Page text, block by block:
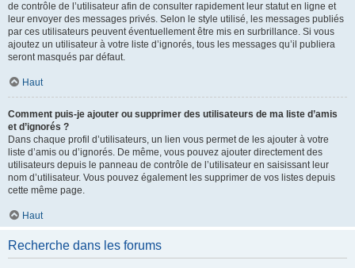
de contrôle de l’utilisateur afin de consulter rapidement leur statut en ligne et
leur envoyer des messages privés. Selon le style utilisé, les messages publiés
par ces utilisateurs peuvent éventuellement être mis en surbrillance. Si vous
ajoutez un utilisateur à votre liste d’ignorés, tous les messages qu’il publiera
seront masqués par défaut.
Haut
Comment puis-je ajouter ou supprimer des utilisateurs de ma liste d’amis
et d’ignorés ?
Dans chaque profil d’utilisateurs, un lien vous permet de les ajouter à votre
liste d’amis ou d’ignorés. De même, vous pouvez ajouter directement des
utilisateurs depuis le panneau de contrôle de l’utilisateur en saisissant leur
nom d’utilisateur. Vous pouvez également les supprimer de vos listes depuis
cette même page.
Haut
Recherche dans les forums